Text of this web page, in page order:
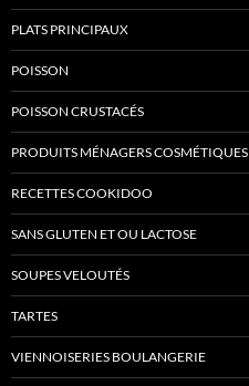
PLATS PRINCIPAUX
POISSON
POISSON CRUSTACÉS
PRODUITS MÉNAGERS COSMÉTIQUES
RECETTES COOKIDOO
SANS GLUTEN ET OU LACTOSE
SOUPES VELOUTÉS
TARTES
VIENNOISERIES BOULANGERIE